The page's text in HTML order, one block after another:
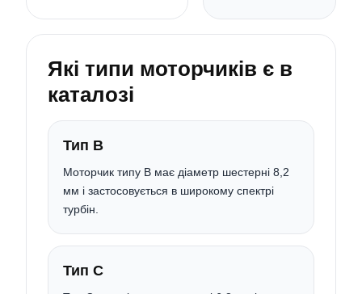
Які типи моторчиків є в
каталозі
Тип B
Моторчик типу B має діаметр шестерні 8,2
мм і застосовується в широкому спектрі
турбін.
Тип C